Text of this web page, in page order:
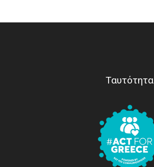
Ταυτότητα